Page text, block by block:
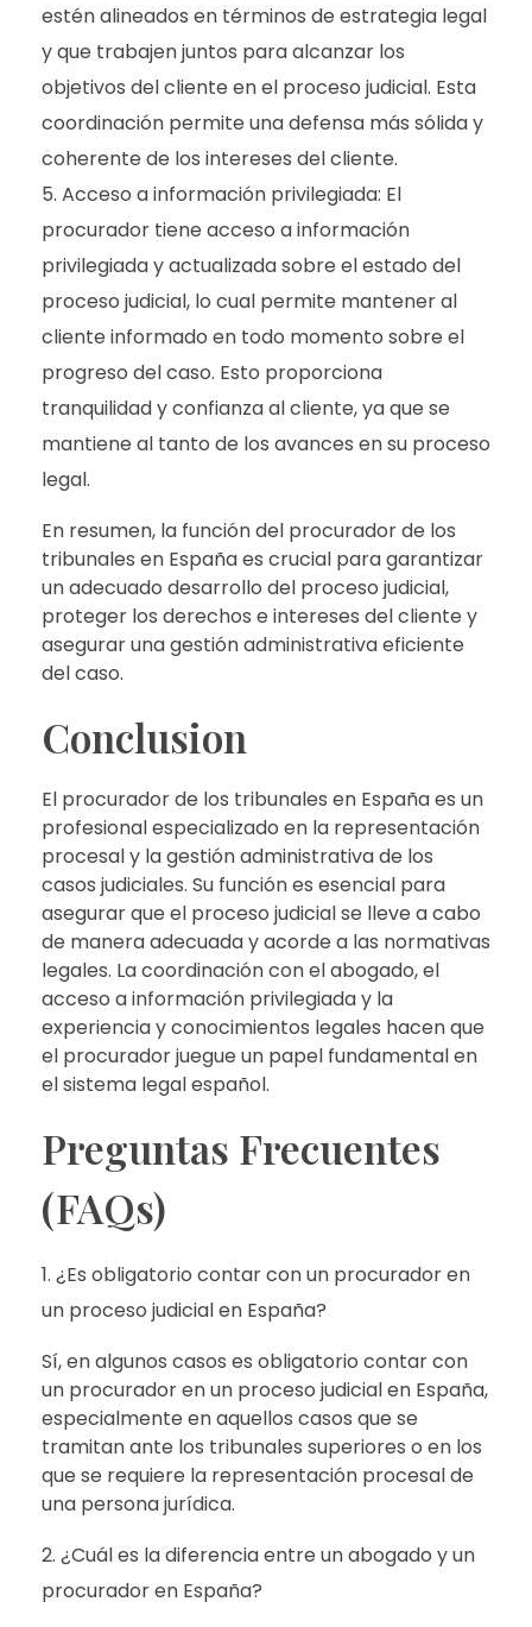
estén alineados en términos de estrategia legal
y que trabajen juntos para alcanzar los
objetivos del cliente en el proceso judicial. Esta
coordinación permite una defensa más sólida y
coherente de los intereses del cliente.
Acceso a información privilegiada: El
procurador tiene acceso a información
privilegiada y actualizada sobre el estado del
proceso judicial, lo cual permite mantener al
cliente informado en todo momento sobre el
progreso del caso. Esto proporciona
tranquilidad y confianza al cliente, ya que se
mantiene al tanto de los avances en su proceso
legal.
En resumen, la función del procurador de los
tribunales en España es crucial para garantizar
un adecuado desarrollo del proceso judicial,
proteger los derechos e intereses del cliente y
asegurar una gestión administrativa eficiente
del caso.
Conclusion
El procurador de los tribunales en España es un
profesional especializado en la representación
procesal y la gestión administrativa de los
casos judiciales. Su función es esencial para
asegurar que el proceso judicial se lleve a cabo
de manera adecuada y acorde a las normativas
legales. La coordinación con el abogado, el
acceso a información privilegiada y la
experiencia y conocimientos legales hacen que
el procurador juegue un papel fundamental en
el sistema legal español.
Preguntas Frecuentes
(FAQs)
¿Es obligatorio contar con un procurador en
un proceso judicial en España?
Sí, en algunos casos es obligatorio contar con
un procurador en un proceso judicial en España,
especialmente en aquellos casos que se
tramitan ante los tribunales superiores o en los
que se requiere la representación procesal de
una persona jurídica.
¿Cuál es la diferencia entre un abogado y un
procurador en España?